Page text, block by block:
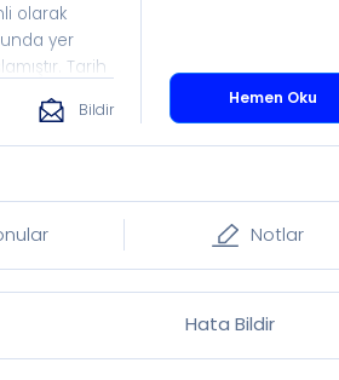
olarak
yer
Tarih
Tarih,
çatısı
eşit
neticesinde,
ve tam
Bildir
Hemen Oku
Notlar
Hata Bildir